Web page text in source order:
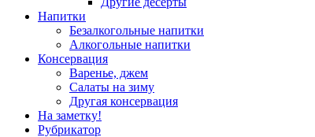
Напитки
Безалкогольные напитки
Алкогольные напитки
Консервация
Варенье, джем
Салаты на зиму
Другая консервация
На заметку!
Рубрикатор